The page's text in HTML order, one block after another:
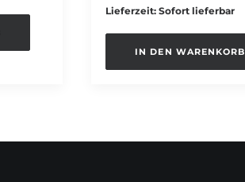
Lieferzeit: Sofort lieferbar
IN DEN WARENKORB